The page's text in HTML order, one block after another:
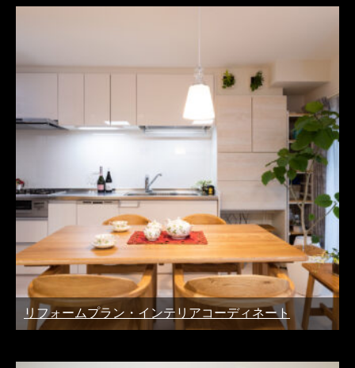
リフォームプラン・インテリアコーディネート